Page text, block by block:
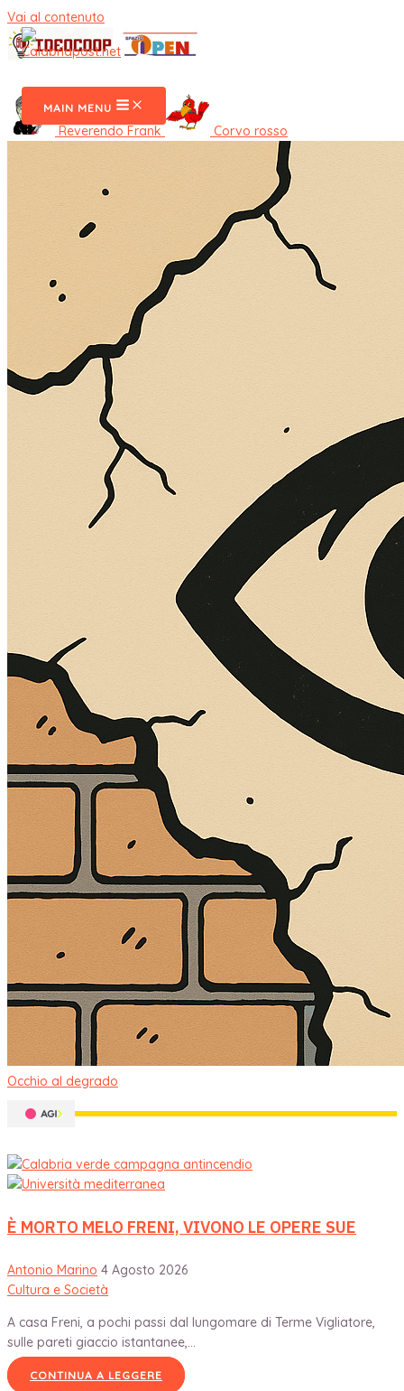
Vai al contenuto
MAIN MENU
Reverendo Frank Corvo rosso
Occhio al degrado
È MORTO MELO FRENI, VIVONO LE OPERE SUE
Antonio Marino 4 Agosto 2026
Cultura e Società
A casa Freni, a pochi passi dal lungomare di Terme Vigliatore,
sulle pareti giaccio istantanee,...
CONTINUA A LEGGERE